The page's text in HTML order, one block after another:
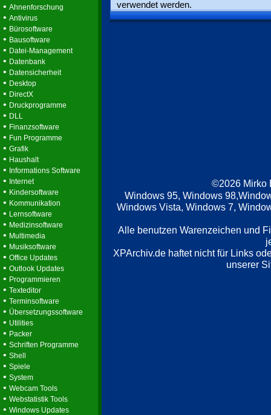
• Ahnenforschung
• Antivirus
• Bürosoftware
• Bausoftware
• Datei-Management
• Datenbank
• Datensicherheit
• Desktop
• DirectX
• Druckprogramme
• DLL
• Finanzsoftware
• Fun Programme
• Grafik
• Haushalt
• Informations Software
• Internet
• Kindersoftware
• Kommunikation
• Lernsoftware
• Medizinsoftware
• Multimedia
• Musiksoftware
• Office Updates
• Outlook Updates
• Programmieren
• Texteditor
• Terminsoftware
• Übersetzungssoftware
• Utilities
• Packer
• Schriften Programme
• Shell
• Spiele
• System
• Webcam Tools
• Webstatistik Tools
• Windows Updates
verwendet werden.
©2026 Mirko
Windows 95, Windows
Windows Vista, Windows 7,
Alle benutzen Warenzeichen und
XPArchiv.de haftet nicht für Links
unserer